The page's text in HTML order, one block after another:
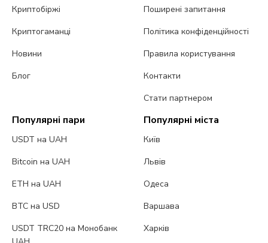
Криптобіржі
Криптогаманці
Новини
Блог
Поширені запитання
Політика конфіденційності
Правила користування
Контакти
Стати партнером
Популярні пари
USDT на UAH
Bitcoin на UAH
ETH на UAH
BTC на USD
USDT TRC20 на Монобанк
Популярні міста
Київ
Львів
Одеса
Варшава
Харків